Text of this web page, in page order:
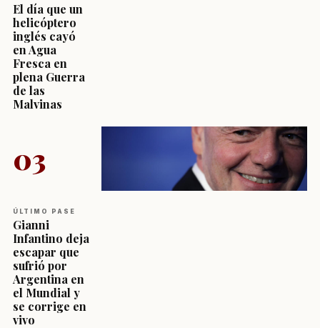
El día que un
helicóptero
inglés cayó
en Agua
Fresca en
plena Guerra
de las
Malvinas
03
ÚLTIMO PASE
Gianni
Infantino deja
escapar que
sufrió por
Argentina en
el Mundial y
se corrige en
vivo